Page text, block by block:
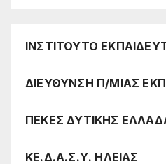
ΙΝΣΤΙΤΟΥΤΟ
ΔΙΕΥΘΥΝΣΗ Π/ΜΙΑΣ
ΠΕΚΕΣ ΔΥΤΙΚΗΣ
ΚΕ.Δ.Α.Σ.Υ. ΗΛΕΙΑΣ